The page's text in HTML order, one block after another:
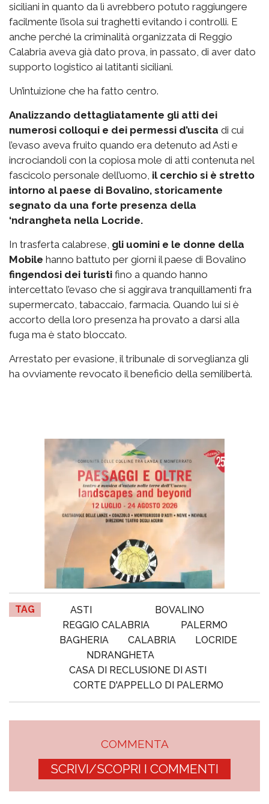
siciliani in quanto da lì avrebbero potuto raggiungere
facilmente l’isola sui traghetti evitando i controlli. E
anche perché la criminalità organizzata di Reggio
Calabria aveva già dato prova, in passato, di aver dato
supporto logistico ai latitanti siciliani.
Un’intuizione che ha fatto centro.
Analizzando dettagliatamente gli atti dei
numerosi colloqui e dei permessi d’uscita di cui
l’evaso aveva fruito quando era detenuto ad Asti e
incrociandoli con la copiosa mole di atti contenuta nel
fascicolo personale dell’uomo, il cerchio si è stretto
intorno al paese di Bovalino, storicamente
segnato da una forte presenza della
‘ndrangheta nella Locride.
In trasferta calabrese, gli uomini e le donne della
Mobile hanno battuto per giorni il paese di Bovalino
fingendosi dei turisti fino a quando hanno
intercettato l’evaso che si aggirava tranquillamenti fra
supermercato, tabaccaio, farmacia. Quando lui si è
accorto della loro presenza ha provato a darsi alla
fuga ma è stato bloccato.
Arrestato per evasione, il tribunale di sorveglianza gli
ha ovviamente revocato il beneficio della semilibertà.
TAG ASTI
BOVALINO
REGGIO CALABRIA
PALERMO
BAGHERIA
CALABRIA
LOCRIDE
NDRANGHETA
CASA DI RECLUSIONE DI ASTI
CORTE D'APPELLO DI PALERMO
COMMENTA
SCRIVI/SCOPRI I COMMENTI